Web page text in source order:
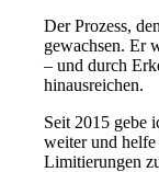
Der Prozess,
gewachsen. Er
– und durch
hinausreichen.
Seit 2015 gebe
weiter und
Limitierungen